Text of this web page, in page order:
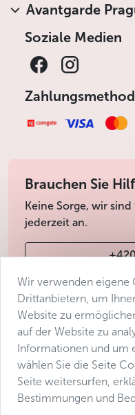
Avantgarde
Soziale Medien
Brauchen Sie
Keine Sorge, wir
jederzeit an.
Geschäftsbedingungen
Datenschutz
Manage consent
Wir verwenden eigene
Drittanbietern, um
Website zu
auf der Website zu
Informationen und um
wählen Sie die Seite
Seite weitersurfen,
Bestimmungen und